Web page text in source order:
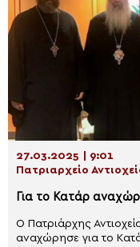
27.03.2025 | 9:01
Πατριαρχείο
Για το Κατάρ
Ο Πατριάρχης
αναχώρησε για το